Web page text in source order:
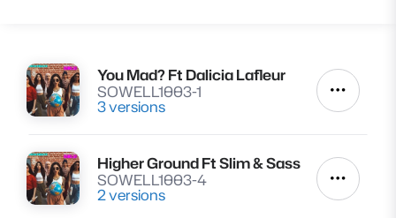
Lire
You Mad? Ft Dalicia Lafleur
SOWELL1003-1
3 versions Autres
Lire
Higher Ground Ft Slim & Sass
SOWELL1003-4
2 versions Autres